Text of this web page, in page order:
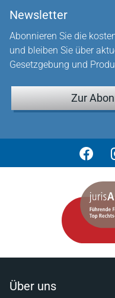
Newsletter
Abonnieren Sie die
und bleiben Sie über
Gesetzgebung und
Zur
Über uns